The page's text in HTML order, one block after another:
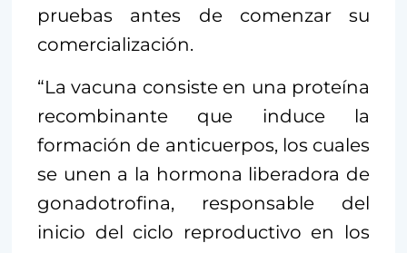
pruebas antes de comenzar su
comercialización.
“La vacuna consiste en una proteína
recombinante que induce la
formación de anticuerpos, los cuales
se unen a la hormona liberadora de
gonadotrofina, responsable del
inicio del ciclo reproductivo en los